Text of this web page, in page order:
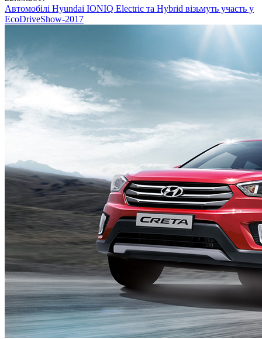
Автомобілі Hyundai IONIQ Electric та Hybrid візьмуть участь у
EcoDriveShow-2017